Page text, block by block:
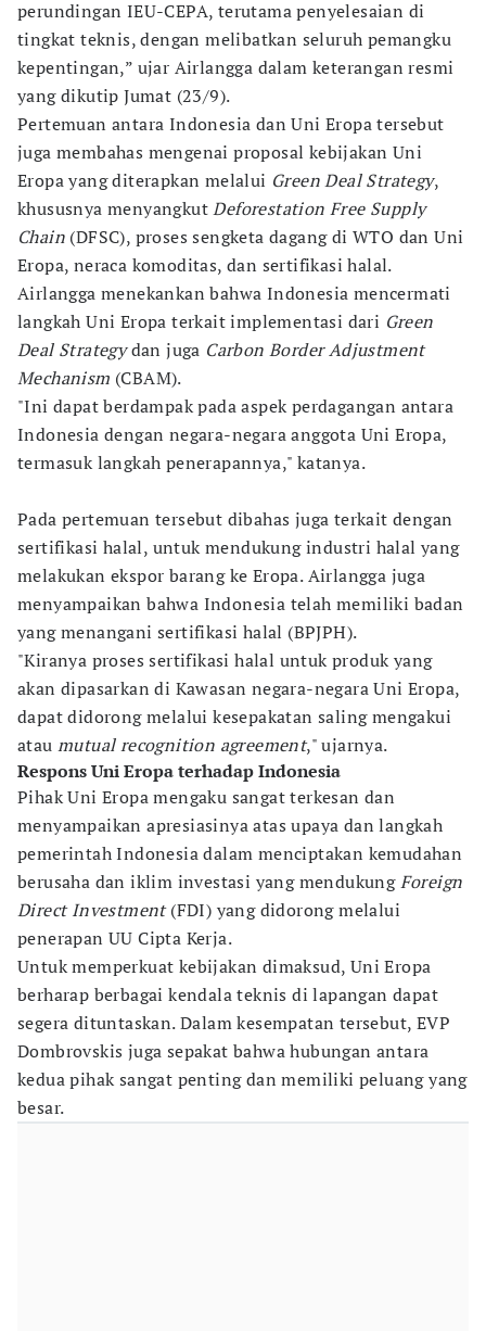
perundingan IEU-CEPA, terutama penyelesaian di
tingkat teknis, dengan melibatkan seluruh pemangku
kepentingan,” ujar Airlangga dalam keterangan resmi
yang dikutip Jumat (23/9).
Pertemuan antara Indonesia dan Uni Eropa tersebut
juga membahas mengenai proposal kebijakan Uni
Eropa yang diterapkan melalui Green Deal Strategy,
khususnya menyangkutDeforestation Free Supply
Chain (DFSC), proses sengketa dagang di WTO dan Uni
Eropa, neraca komoditas, dan sertifikasi halal.
Airlangga menekankan bahwa Indonesia mencermati
langkah Uni Eropa terkait implementasi dari Green
Deal Strategydan juga Carbon Border Adjustment
Mechanism (CBAM).
"Ini dapat berdampak pada aspek perdagangan antara
Indonesia dengan negara-negara anggota Uni Eropa,
termasuk langkah penerapannya," katanya.
Pada pertemuan tersebut dibahas juga terkait dengan
sertifikasi halal, untuk mendukung industri halal yang
melakukan ekspor barang ke Eropa. Airlangga juga
menyampaikan bahwa Indonesia telah memiliki badan
yang menangani sertifikasi halal (BPJPH).
"Kiranya proses sertifikasi halal untuk produk yang
akan dipasarkan di Kawasan negara-negara Uni Eropa,
dapat didorong melalui kesepakatan saling mengakui
atau mutual recognition agreement," ujarnya.
Respons Uni Eropa terhadap Indonesia
Pihak Uni Eropa mengaku sangat terkesan dan
menyampaikan apresiasinya atas upaya dan langkah
pemerintah Indonesia dalam menciptakan kemudahan
berusaha dan iklim investasi yang mendukungForeign
Direct Investment(FDI) yang didorong melalui
penerapan UU Cipta Kerja.
Untuk memperkuat kebijakan dimaksud, Uni Eropa
berharap berbagai kendala teknis di lapangan dapat
segera dituntaskan. Dalam kesempatan tersebut, EVP
Dombrovskis juga sepakat bahwa hubungan antara
kedua pihak sangat penting dan memiliki peluang yang
besar.